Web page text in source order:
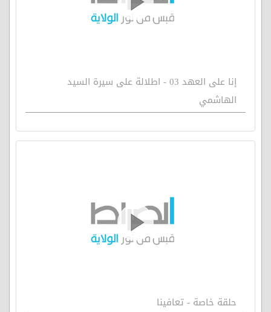
إنا على العهد 03 - اطلالة على سيرة السيد
الهاشمي
حلقة خاصة - تعافينا